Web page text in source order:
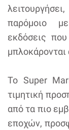
παρόμοιο
εκδόσεις
Το Super
τιμητική
από τα πιο
εποχών,